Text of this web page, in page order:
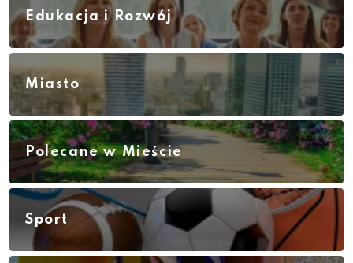
Edukacja i Rozwój
Miasto
Polecane w Mieście
Sport